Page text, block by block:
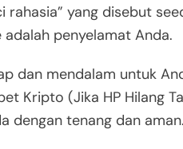
rahasia” yang disebut
penyelamat Anda.
dan mendalam untuk
Kripto (Jika HP Hilang
dengan tenang dan aman.